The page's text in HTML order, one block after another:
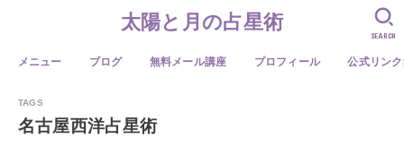
太陽と月の占星術
メニュー ブログ 無料メール講座 プロフィール 公式リン
SEARCH
名古屋西洋占星術